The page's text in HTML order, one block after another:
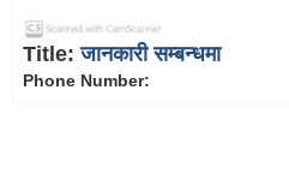
Title:जानकारी सम्बन्धमा
Phone Number: